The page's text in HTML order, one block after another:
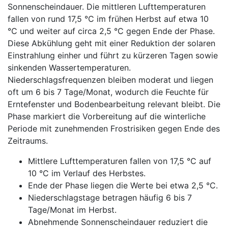
Sonnenscheindauer. Die mittleren Lufttemperaturen
fallen von rund 17,5 °C im frühen Herbst auf etwa 10
°C und weiter auf circa 2,5 °C gegen Ende der Phase.
Diese Abkühlung geht mit einer Reduktion der solaren
Einstrahlung einher und führt zu kürzeren Tagen sowie
sinkenden Wassertemperaturen.
Niederschlagsfrequenzen bleiben moderat und liegen
oft um 6 bis 7 Tage/Monat, wodurch die Feuchte für
Erntefenster und Bodenbearbeitung relevant bleibt. Die
Phase markiert die Vorbereitung auf die winterliche
Periode mit zunehmenden Frostrisiken gegen Ende des
Zeitraums.
Mittlere Lufttemperaturen fallen von 17,5 °C auf
10 °C im Verlauf des Herbstes.
Ende der Phase liegen die Werte bei etwa 2,5 °C.
Niederschlagstage betragen häufig 6 bis 7
Tage/Monat im Herbst.
Abnehmende Sonnenscheindauer reduziert die